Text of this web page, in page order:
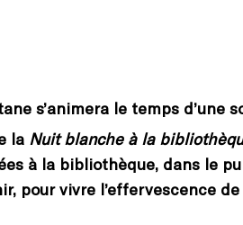
s’animera le temps d’une
la Nuit blanche à la
à la bibliothèque, dans le
pour vivre l’effervescence